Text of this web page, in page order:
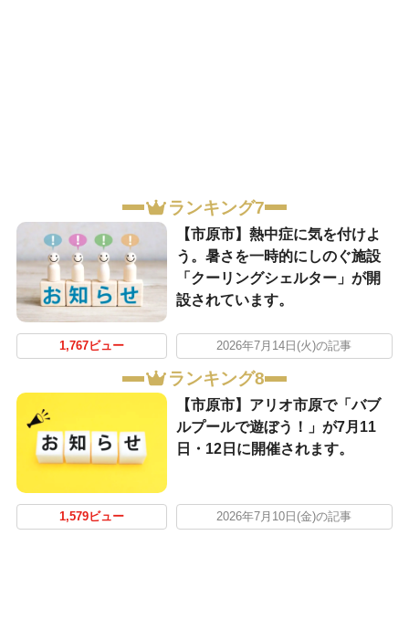
ランキング7
【市原市】熱中症に気を付けよ
う。暑さを一時的にしのぐ施設
「クーリングシェルター」が開
設されています。
1,767ビュー 2026年7月14日(火)の記事
ランキング8
【市原市】アリオ市原で「バブ
ルプールで遊ぼう！」が7月11
日・12日に開催されます。
1,579ビュー 2026年7月10日(金)の記事